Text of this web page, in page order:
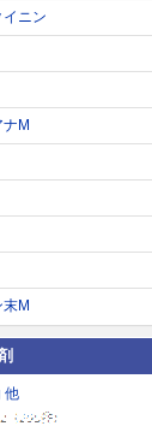
ニン
M
M
他